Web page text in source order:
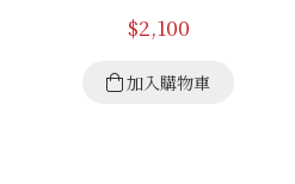
$2,100
加入購物車